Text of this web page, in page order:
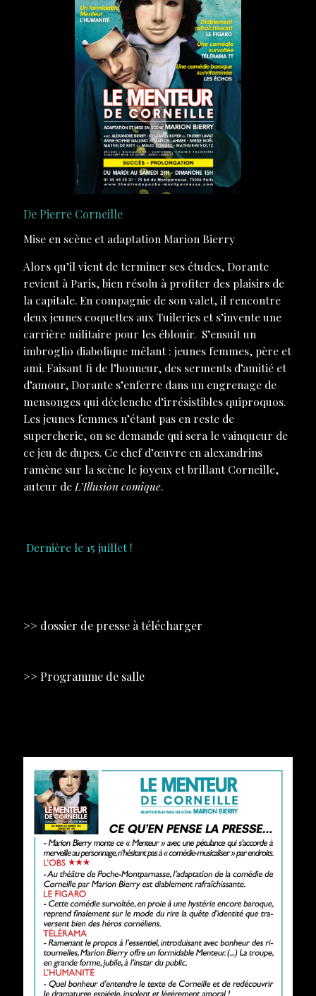
De Pierre Corneille
Mise en scène et adaptation Marion Bierry
Alors qu’il vient de terminer ses études, Dorante
revient à Paris, bien résolu à profiter des plaisirs de
la capitale. En compagnie de son valet, il rencontre
deux jeunes coquettes aux Tuileries et s’invente une
carrière militaire pour les éblouir. S’ensuit un
imbroglio diabolique mêlant : jeunes femmes, père et
ami. Faisant fi de l’honneur, des serments d’amitié et
d’amour, Dorante s’enferre dans un engrenage de
mensonges qui déclenche d’irrésistibles quiproquos.
Les jeunes femmes n’étant pas en reste de
supercherie, on se demande qui sera le vainqueur de
ce jeu de dupes. Ce chef d’œuvre en alexandrins
ramène sur la scène le joyeux et brillant Corneille,
auteur deL’Illusion comique.
Dernière le 15 juillet !
>> dossier de presse à télécharger
>> Programme de salle